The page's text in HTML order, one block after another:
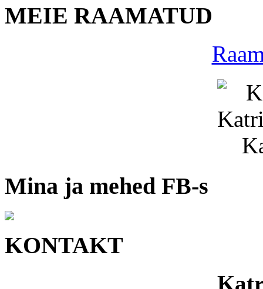
MEIE RAAMATUD
Mina ja mehed FB-s
KONTAKT